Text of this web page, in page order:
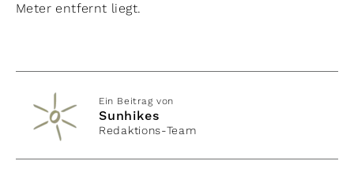
Meter entfernt liegt.
Ein Beitrag von
Sunhikes
Redaktions-Team